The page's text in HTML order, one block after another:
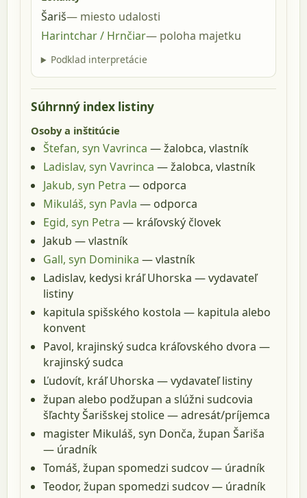
Šariš
miesto udalosti
Harintchar / Hrnčiar
poloha majetku
Podklad interpretácie
Súhrnný index listiny
Osoby a inštitúcie
Štefan, syn Vavrinca — žalobca, vlastník
Ladislav, syn Vavrinca — žalobca, vlastník
Jakub, syn Petra — odporca
Mikuláš, syn Pavla — odporca
Egid, syn Petra — kráľovský človek
Jakub — vlastník
Gall, syn Dominika — vlastník
Ladislav, kedysi kráľ Uhorska — vydavateľ
listiny
kapitula spišského kostola — kapitula alebo
konvent
Pavol, krajinský sudca kráľovského dvora —
krajinský sudca
Ľudovít, kráľ Uhorska — vydavateľ listiny
župan alebo podžupan a slúžni sudcovia
šľachty Šarišskej stolice— adresát/príjemca
magister Mikuláš, syn Donča, župan Šariša
— úradník
Tomáš, župan spomedzi sudcov— úradník
Teodor, župan spomedzi sudcov— úradník